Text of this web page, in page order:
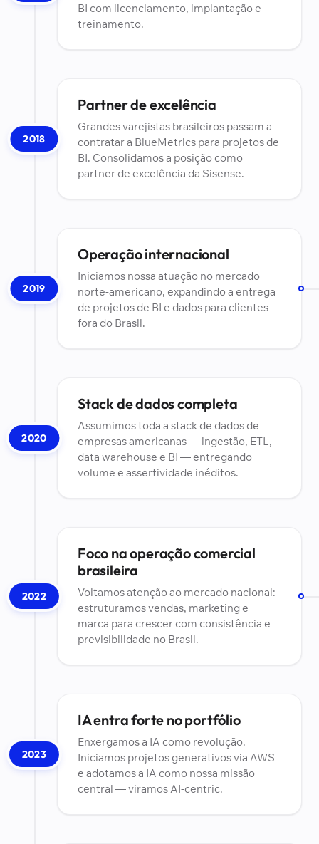
BI com licenciamento, implantação e
treinamento.
2018
Partner de excelência
Grandes varejistas brasileiros passam a
contratar a BlueMetrics para projetos de
BI. Consolidamos a posição como
partner de excelência da Sisense.
2019
Operação internacional
Iniciamos nossa atuação no mercado
norte-americano, expandindo a entrega
de projetos de BI e dados para clientes
fora do Brasil.
2020
Stack de dados completa
Assumimos toda a stack de dados de
empresas americanas — ingestão, ETL,
data warehouse e BI — entregando
volume e assertividade inéditos.
2022
Foco na operação comercial
brasileira
Voltamos atenção ao mercado nacional:
estruturamos vendas, marketing e
marca para crescer com consistência e
previsibilidade no Brasil.
2023
IA entra forte no portfólio
Enxergamos a IA como revolução.
Iniciamos projetos generativos via AWS
e adotamos a IA como nossa missão
central — viramos AI-centric.